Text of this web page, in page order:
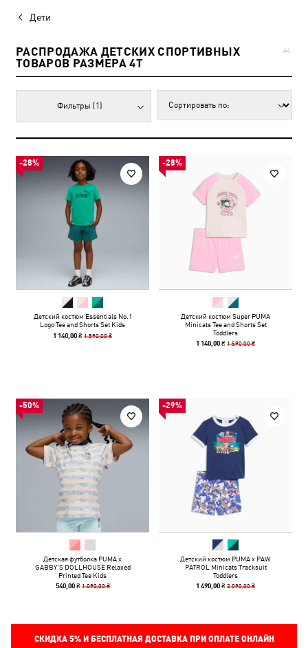
Дети
РАСПРОДАЖА ДЕТСКИХ СПОРТИВНЫХ
ТОВАРОВ РАЗМЕРА 4T
44
Фильтры (1)
-28%
Детский костюм Essentials No.1
Logo Tee and Shorts Set Kids
1 140,00 ₴1 590,00 ₴
-28%
Детский костюм Super PUMA
Minicats Tee and Shorts Set
Toddlers
1 140,00 ₴1 590,00 ₴
-50%
Детская футболка PUMA x
GABBY'S DOLLHOUSE Relaxed
Printed Tee Kids
540,00 ₴ 1 090,00 ₴
-29%
Детский костюм PUMA x PAW
PATROL Minicats Tracksuit
Toddlers
1 490,00 ₴2 090,00 ₴
СКИДКА 5%И БЕСПЛАТНАЯ ДОСТАВКА ПРИ ОПЛАТЕ ОНЛАЙН